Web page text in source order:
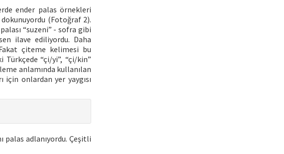
ender palas örnekleri
(Fotoğraf 2).
“suzeni” - sofra gibi
ilave ediliyordu. Daha
çiteme kelimesi bu
Türkçede “çi/yi”, “çi/kin”
anlamında kullanılan
onlardan yer yaygısı
palas adlanıyordu. Çeşitli